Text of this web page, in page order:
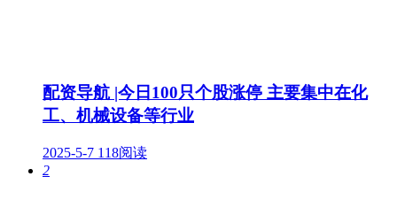
配资导航 |今日100只个股涨停 主要集中在化
工、机械设备等行业
2025-5-7 118阅读
2